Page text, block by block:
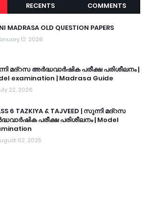
RECENTS COMMENTS
MADRASA OLD QUESTION PAPERS
12, 2026
മദ്റസ അർദ്ധവാർഷിക പരീക്ഷ പരിശീലനം |
examination | Madrasa Guide
22, 2026
6 TAZKIYA & TAJVEED | സുന്നി മദ്റസ
പരീക്ഷ പരിശീലനം | Model
02, 2025